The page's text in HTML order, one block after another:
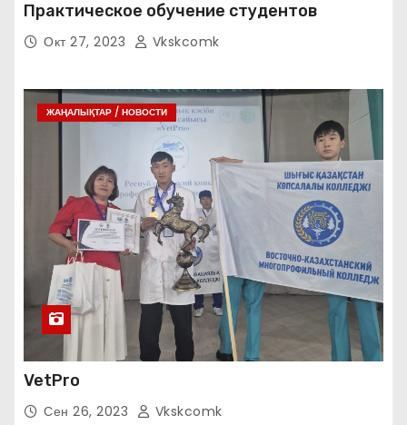
Практическое обучение студентов
Окт 27, 2023 Vkskcomk
ЖАҢАЛЫҚТАР / НОВОСТИ
VetPro
Сен 26, 2023 Vkskcomk